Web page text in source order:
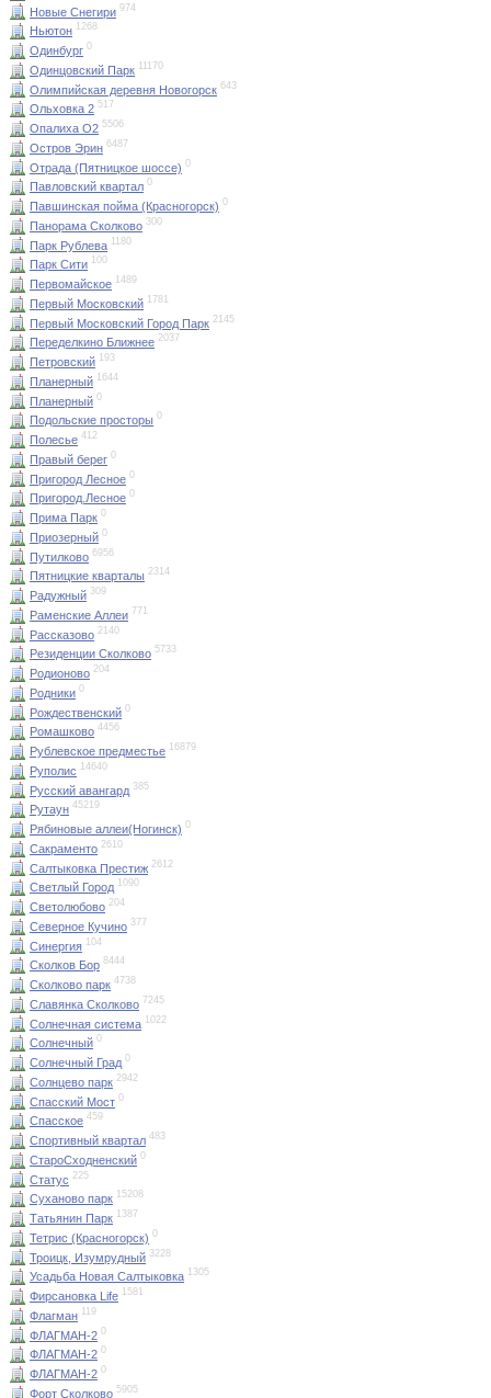
Новые Снегири 974
Ньютон 1268
Одинбург 0
Одинцовский Парк 11170
Олимпийская деревня Новогорск 643
Ольховка 2 517
Опалиха О2 5506
Остров Эрин 6487
Отрада (Пятницкое шоссе) 0
Павловский квартал 0
Павшинская пойма (Красногорск) 0
Панорама Сколково 300
Парк Рублева 1180
Парк Сити 100
Первомайское 1489
Первый Московский 1781
Первый Московский Город Парк 2145
Переделкино Ближнее 2037
Петровский 193
Планерный 1644
Планерный 0
Подольские просторы 0
Полесье 412
Правый берег 0
Пригород Лесное 0
Пригород.Лесное 0
Прима Парк 0
Приозерный 0
Путилково 6956
Пятницкие кварталы 2314
Радужный 309
Раменские Аллеи 771
Рассказово 2140
Резиденции Сколково 5733
Родионово 204
Родники 0
Рождественский 0
Ромашково 4456
Рублевское предместье 16879
Руполис 14640
Русский авангард 385
Рутаун 45219
Рябиновые аллеи(Ногинск) 0
Сакраменто 2610
Салтыковка Престиж 2612
Светлый Город 1090
Светолюбово 204
Северное Кучино 377
Синергия 104
Сколков Бор 8444
Сколково парк 4738
Славянка Сколково 7245
Солнечная система 1022
Солнечный 0
Солнечный Град 0
Солнцево парк 2942
Спасский Мост 0
Спасское 459
Спортивный квартал 483
СтароСходненский 0
Статус 225
Суханово парк 15208
Татьянин Парк 1387
Тетрис (Красногорск) 0
Троицк, Изумрудный 3228
Усадьба Новая Салтыковка 1305
Фирсановка Life 1581
Флагман 119
ФЛАГМАН-2 0
ФЛАГМАН-2 0
ФЛАГМАН-2 0
Форт Сколково 5905